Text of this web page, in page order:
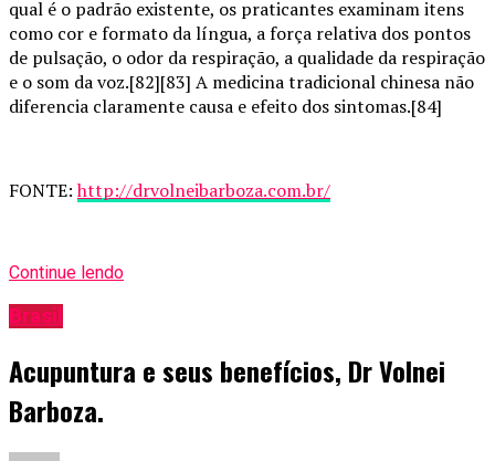
qual é o padrão existente, os praticantes examinam itens
como cor e formato da língua, a força relativa dos pontos
de pulsação, o odor da respiração, a qualidade da respiração
e o som da voz.[82][83] A medicina tradicional chinesa não
diferencia claramente causa e efeito dos sintomas.[84]
FONTE:http://drvolneibarboza.com.br/
Continue lendo
Brasil
Acupuntura e seus benefícios, Dr Volnei
Barboza.